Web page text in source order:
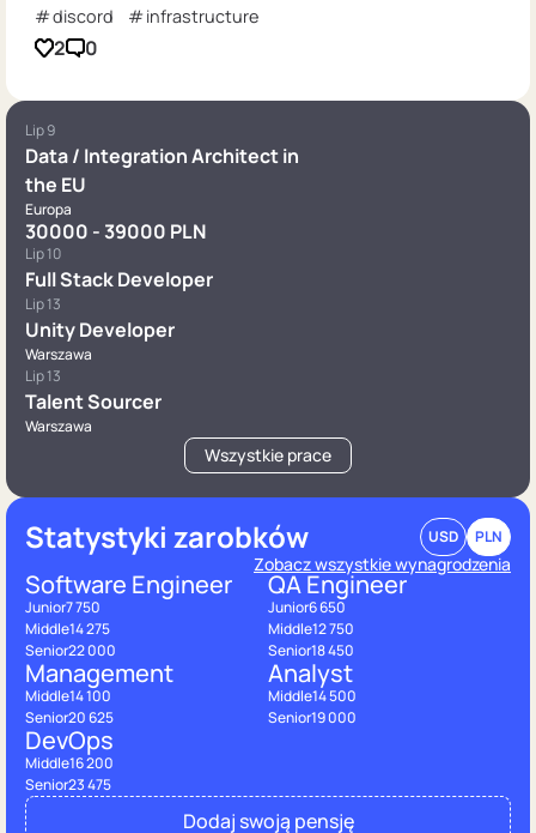
discord
infrastructure
2 0
Lip 9
Data / Integration Architect in
the EU
Europa
30000 - 39000 PLN
Lip 10
Full Stack Developer
Lip 13
Unity Developer
Warszawa
Lip 13
Talent Sourcer
Warszawa
Wszystkie prace
Statystyki zarobków USD PLN
Zobacz wszystkie wynagrodzenia
Software Engineer
Junior7 750
Middle14 275
Senior22 000
QA Engineer
Junior6 650
Middle12 750
Senior18 450
Management
Middle14 100
Senior20 625
Analyst
Middle14 500
Senior19 000
DevOps
Middle16 200
Senior23 475
Dodaj swoją pensję